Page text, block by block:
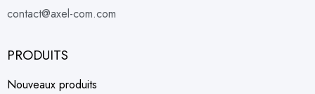
contact@axel-com.com
PRODUITS
Nouveaux produits